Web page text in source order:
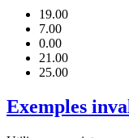
19.00
7.00
0.00
21.00
25.00
Exemples